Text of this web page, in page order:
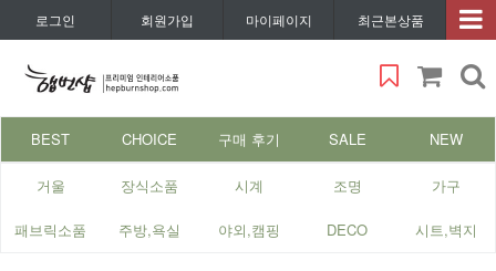
로그인 회원가입 마이페이지 최근본상품
BEST CHOICE 구매 후기 SALE NEW
거울 장식소품 시계 조명 가구
패브릭소품 주방,욕실 야외,캠핑 DECO 시트,벽지